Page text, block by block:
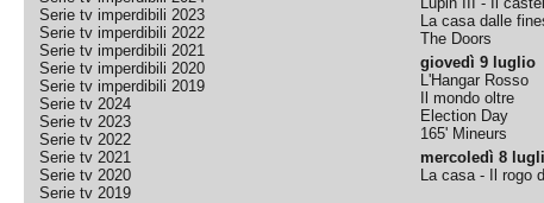
Serie tv imperdibili 2023
Serie tv imperdibili 2022
Serie tv imperdibili 2021
Serie tv imperdibili 2020
Serie tv imperdibili 2019
Serie tv 2024
Serie tv 2023
Serie tv 2022
Serie tv 2021
Serie tv 2020
Serie tv 2019
La casa dalle
The Doors
giovedì 9 luglio
L'Hangar Rosso
Il mondo oltre
Election Day
165' Mineurs
mercoledì 8
La casa - Il rogo